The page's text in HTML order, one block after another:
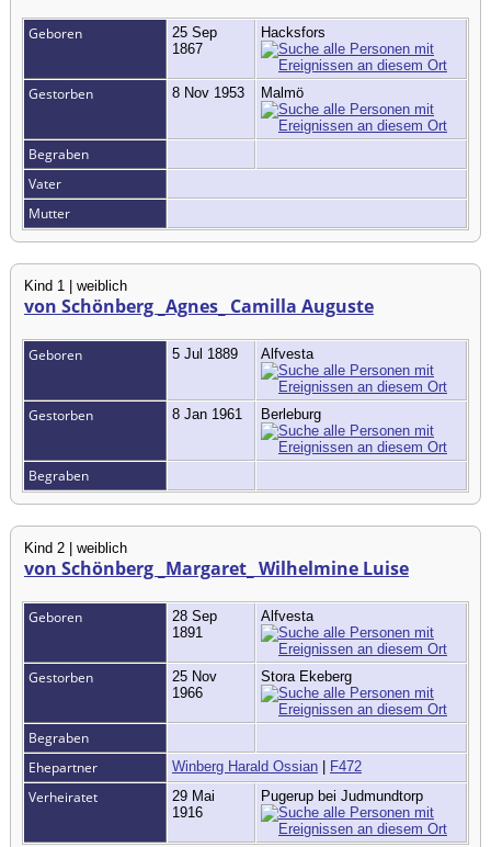
Geboren
25 Sep
1867
Hacksfors
Gestorben 8 Nov 1953 Malmö
Begraben
Vater
Mutter
Kind 1 | weiblich
von Schönberg _Agnes_ Camilla Auguste
Geboren 5 Jul 1889 Alfvesta
Gestorben 8 Jan 1961 Berleburg
Begraben
Kind 2 | weiblich
von Schönberg _Margaret_ Wilhelmine Luise
Geboren
28 Sep
1891
Alfvesta
Gestorben
25 Nov
1966
Stora Ekeberg
Begraben
Ehepartner
Winberg Harald Ossian | F472
Verheiratet
29 Mai
1916
Pugerup bei Judmundtorp